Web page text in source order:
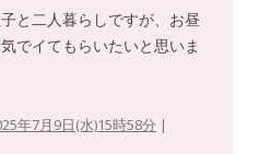
と二人暮らしですが、お昼
でイてもらいたいと思いま
年7月9日(水)15時58分 |